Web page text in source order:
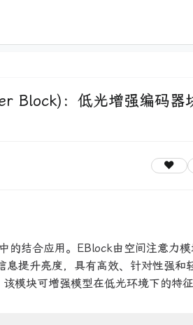
Block)：低光增强编码器
的结合应用。EBlock由空间注意力模
息提升亮度，具有高效、针对性强和
模块可增强模型在低光环境下的特